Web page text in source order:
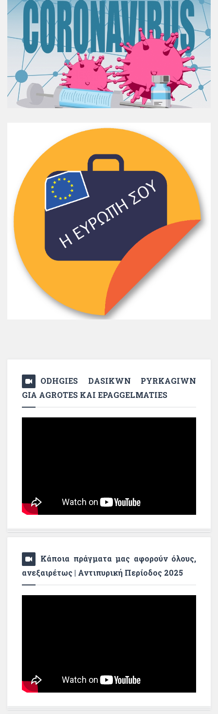
ODHGIES DASIKWN PYRKAGIWN
GIA AGROTES KAI EPAGGELMATIES
Κάποια πράγματα μας αφορούν όλους,
ανεξαιρέτως | Αντιπυρική Περίοδος 2025